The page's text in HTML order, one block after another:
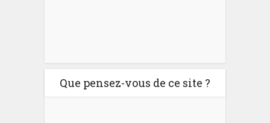
Que pensez-vous de ce site ?